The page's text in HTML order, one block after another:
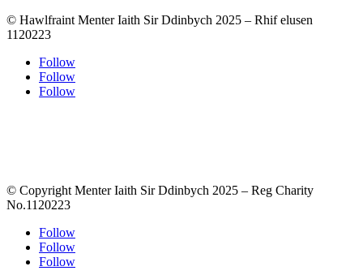
© Hawlfraint Menter Iaith Sir Ddinbych 2025 – Rhif elusen
1120223
Follow
Follow
Follow
© Copyright Menter Iaith Sir Ddinbych 2025 – Reg Charity
No.1120223
Follow
Follow
Follow